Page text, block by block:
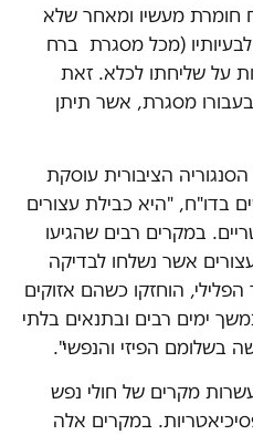
חומרת מעשיו ומאחר שלא
(מכל מסגרת ברח
על שליחתו לכלא. זאת
מסגרת, אשר תיתן
הציבורית עוסקת
בדו"ח, "היא כבילת עצורים
במקרים רבים שהגיעו
אשר נשלחו לבדיקה
הוחזקו כשהם אזוקים
ימים רבים ובתנאים בלתי
בשלומם הפיזי והנפשי".
מקרים של חולי נפש
במקרים אלה